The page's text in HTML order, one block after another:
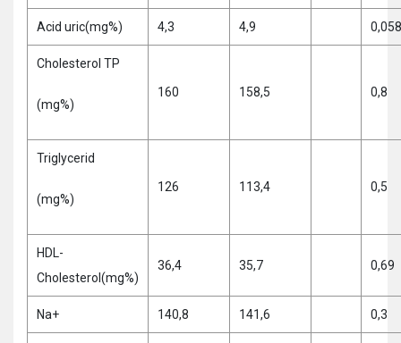
Acid uric(mg%) 4,3 4,9 0,058
Cholesterol TP
(mg%)
160 158,5 0,8
Triglycerid
(mg%)
126 113,4 0,5
HDL-
Cholesterol(mg%)
36,4 35,7 0,69
Na+ 140,8 141,6 0,3